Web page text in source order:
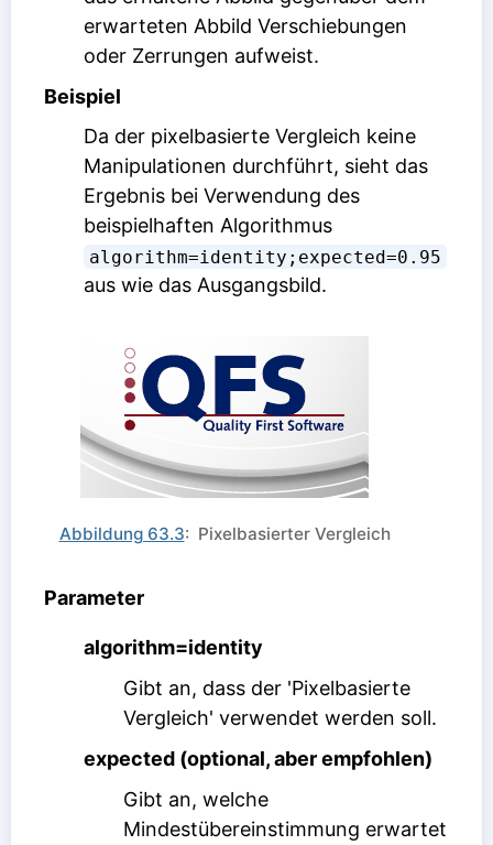
erwarteten Abbild Verschiebungen
oder Zerrungen aufweist.
Beispiel
Da der pixelbasierte Vergleich keine
Manipulationen durchführt, sieht das
Ergebnis bei Verwendung des
beispielhaften Algorithmus
algorithm=identity;expected=0.95
aus wie das Ausgangsbild.
Abbildung 63.3: Pixelbasierter Vergleich
Parameter
algorithm=identity
Gibt an, dass der 'Pixelbasierte
Vergleich' verwendet werden soll.
expected (optional, aber empfohlen)
Gibt an, welche
Mindestübereinstimmung erwartet